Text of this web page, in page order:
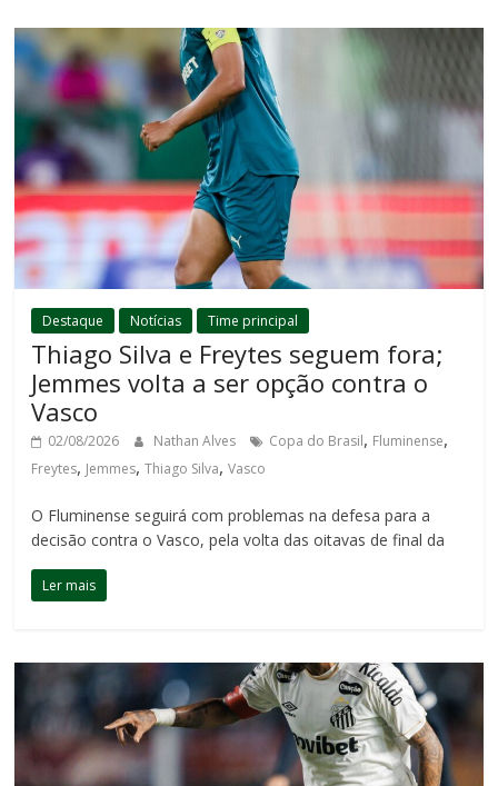
Destaque Notícias Time principal
Thiago Silva e Freytes seguem fora;
Jemmes volta a ser opção contra o
Vasco
02/08/2026 Nathan Alves Copa do Brasil, Fluminense,
Freytes, Jemmes,Thiago Silva,Vasco
O Fluminense seguirá com problemas na defesa para a
decisão contra o Vasco, pela volta das oitavas de final da
Ler mais